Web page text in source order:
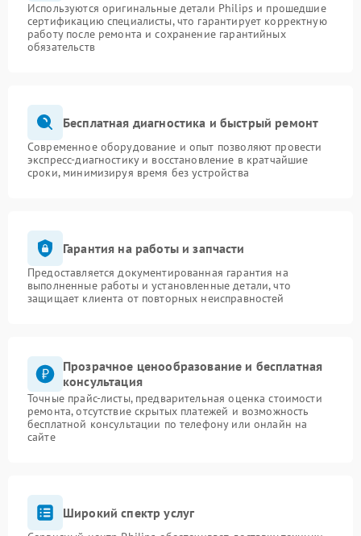
Используются оригинальные детали Philips и прошедшие
сертификацию специалисты, что гарантирует корректную
работу после ремонта и сохранение гарантийных
обязательств
Бесплатная диагностика и быстрый ремонт
Современное оборудование и опыт позволяют провести
экспресс-диагностику и восстановление в кратчайшие
сроки, минимизируя время без устройства
Гарантия на работы и запчасти
Предоставляется документированная гарантия на
выполненные работы и установленные детали, что
защищает клиента от повторных неисправностей
Прозрачное ценообразование и бесплатная
консультация
Точные прайс-листы, предварительная оценка стоимости
ремонта, отсутствие скрытых платежей и возможность
бесплатной консультации по телефону или онлайн на
сайте
Широкий спектр услуг